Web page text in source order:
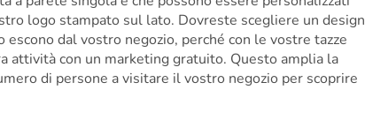
logo stampato sul lato. Dovreste scegliere un design
dal vostro negozio, perché con le vostre tazze
attività con un marketing gratuito. Questo amplia la
di persone a visitare il vostro negozio per scoprire